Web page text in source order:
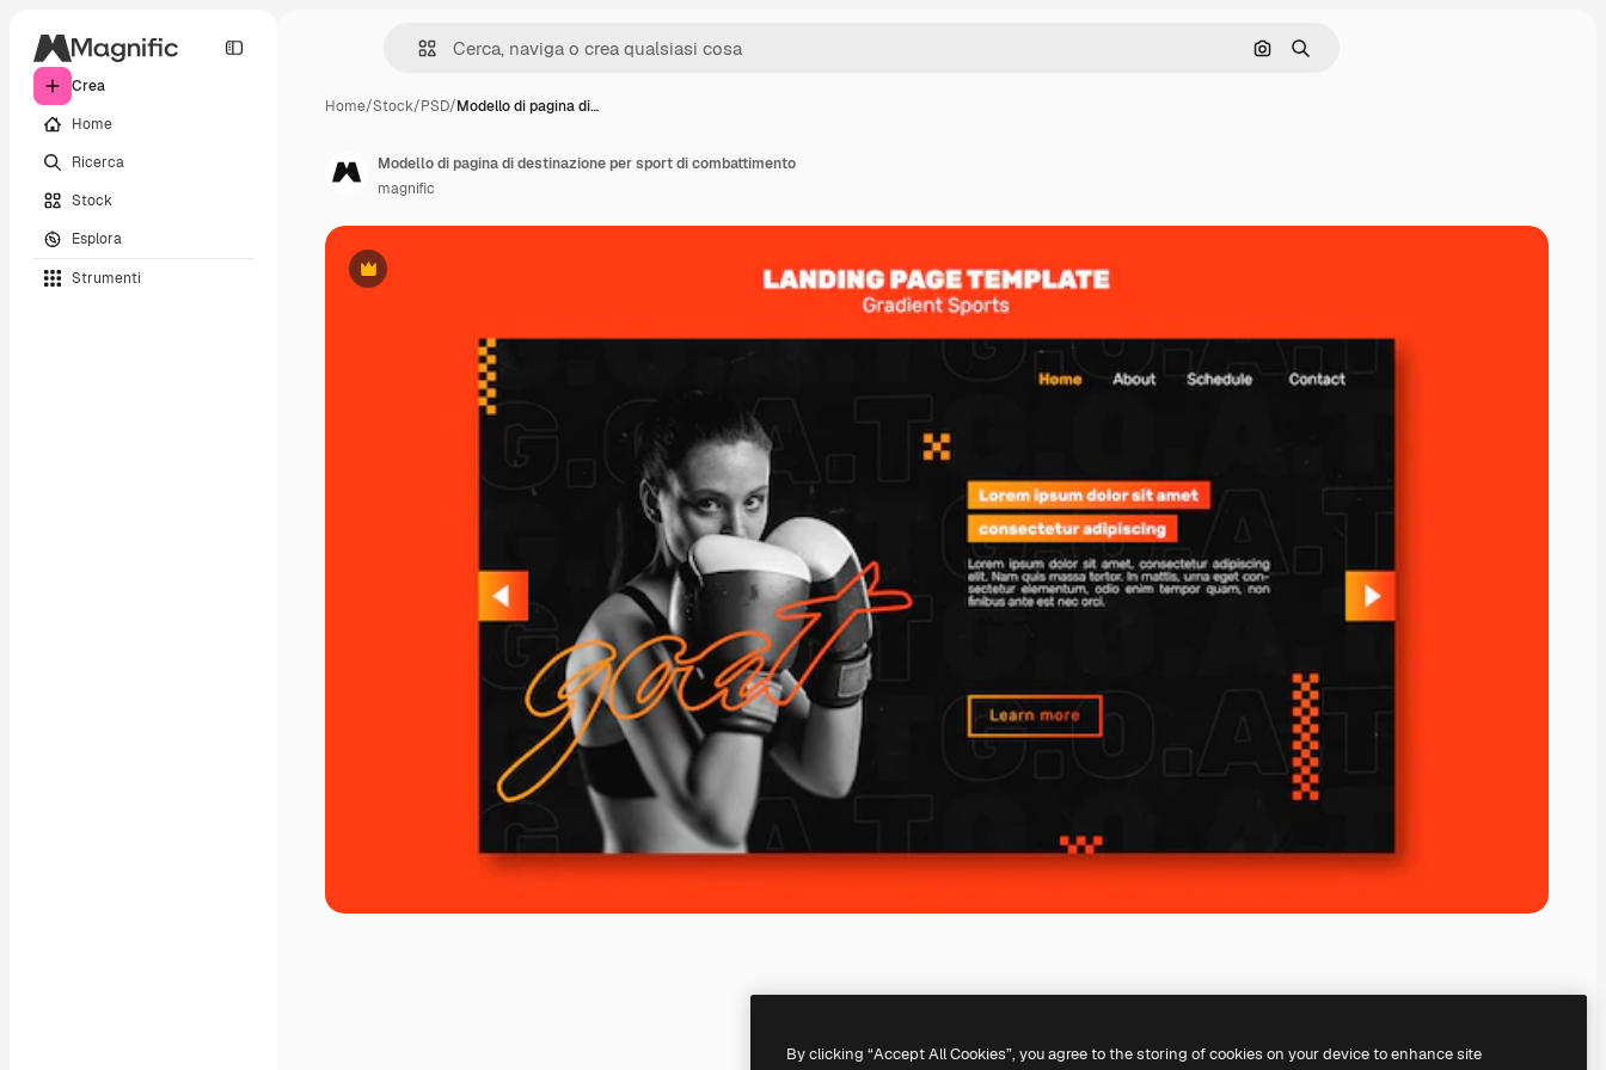
Crea
Home
Ricerca
Stock
Esplora
Strumenti
Cerca per immagine
Ricerca
Home/Stock/PSD/Modello di pagina di…
Premium
Modello di pagina di destinazione per sport di combattimento
magnific
By clicking “Accept All Cookies”, you agree to the storing of cookies on your device to enhance site